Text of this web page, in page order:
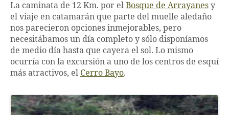
La caminata de 12 Km. por el Bosque de Arrayanes y
el viaje en catamarán que parte del muelle aledaño
nos parecieron opciones inmejorables, pero
necesitábamos un día completo y sólo disponíamos
de medio día hasta que cayera el sol. Lo mismo
ocurría con la excursión a uno de los centros de esquí
más atractivos, el Cerro Bayo.